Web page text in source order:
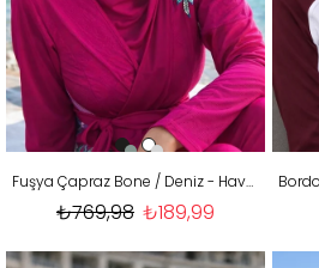
Fuşya Çapraz Bone / Deniz - Havuz Bonesi
₺189,99
₺769,98